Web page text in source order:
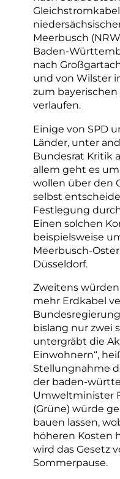
Meerbusch
Baden-
nach
und von Wilster
zum
verlaufen.
Einige von SPD
Länder, unter
Bundesrat Kritik
allem geht es
wollen über den
selbst
Festlegung
Einen solchen
beispielsweise
Meerbusch-
Düsseldorf.
Zweitens
mehr Erdkabel
bislang nur zwei
untergräbt die
Einwohnern“,
Stellungnahme
der baden-
Umweltminister
(Grüne) würde
bauen lassen,
höheren Kosten
wird das Gesetz
Sommerpause.